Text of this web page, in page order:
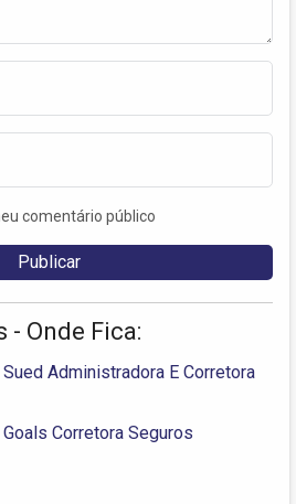
comentário público
- Onde Fica:
Sued Administradora E Corretora
Goals Corretora Seguros